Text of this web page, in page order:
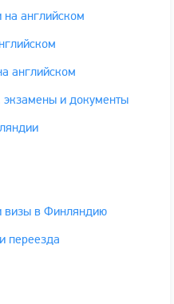
английском
английском
и документы
в Финляндию
переезда